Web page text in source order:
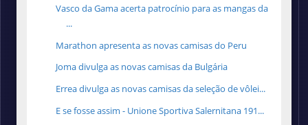
Vasco da Gama acerta patrocínio para as mangas da
...
Marathon apresenta as novas camisas do Peru
Joma divulga as novas camisas da Bulgária
Errea divulga as novas camisas da seleção de vôlei...
E se fosse assim - Unione Sportiva Salernitana 191...